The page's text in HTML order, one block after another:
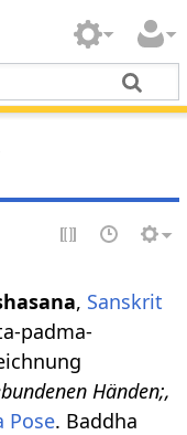
, Sanskrit
padma-
Händen;,
Pose. Baddha